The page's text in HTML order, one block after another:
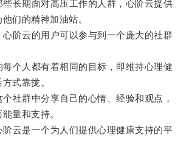
期面对高压工作的人群，心阶云提供
们的精神加油站。
云的用户可以参与到一个庞大的社群
人都有着相同的目标，即维持心理健
式靠拢。
群中分享自己的心情、经验和观点，
量和支持。
是一个为人们提供心理健康支持的平